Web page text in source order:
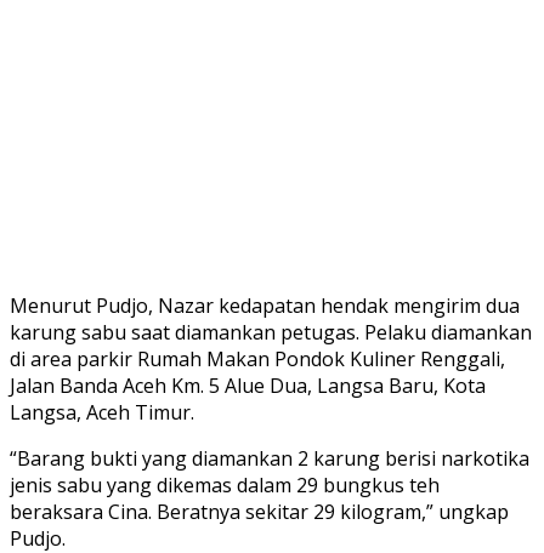
Menurut Pudjo, Nazar kedapatan hendak mengirim dua
karung sabu saat diamankan petugas. Pelaku diamankan
di area parkir Rumah Makan Pondok Kuliner Renggali,
Jalan Banda Aceh Km. 5 Alue Dua, Langsa Baru, Kota
Langsa, Aceh Timur.
“Barang bukti yang diamankan 2 karung berisi narkotika
jenis sabu yang dikemas dalam 29 bungkus teh
beraksara Cina. Beratnya sekitar 29 kilogram,” ungkap
Pudjo.